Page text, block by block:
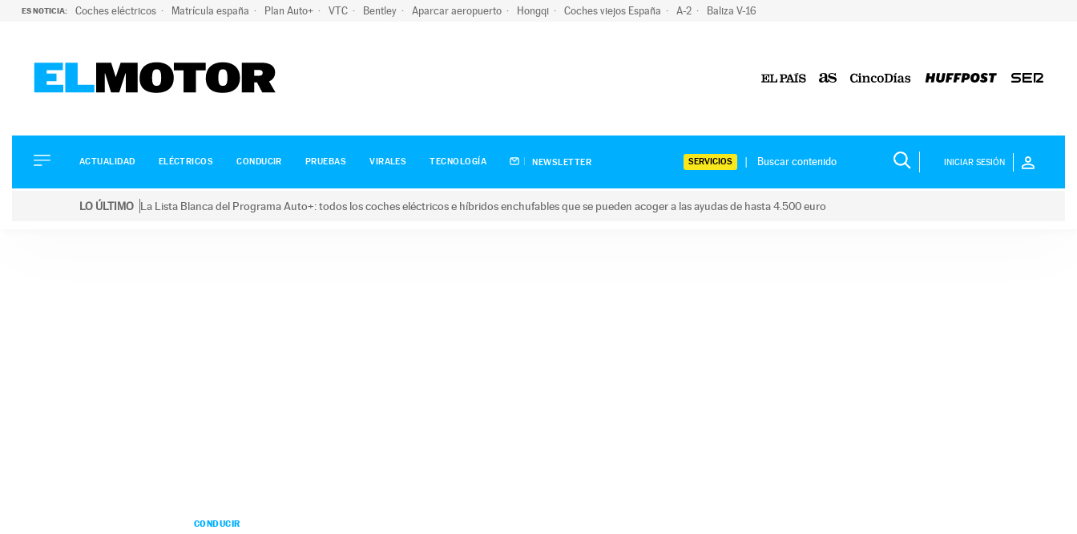
ES NOTICIA: Coches eléctricos Matrícula españa Plan Auto+ VTC Bentley Aparcar aeropuerto Hongqi Coches viejos España A-2 Baliza V-16
ELÉCTRICOS
CONDUCIR
ACTUALIDAD ELÉCTRICOS CONDUCIR PRUEBAS VIRALES TECNOLOGÍA NEWSLETTER SERVICIOS INICIAR SESIÓN
LO ÚLTIMO La Lista Blanca del Programa Auto+: todos los coches eléctricos e híbridos enchufables que se pueden acoger a las ayudas de hasta 4.500 euro
CONDUCIR